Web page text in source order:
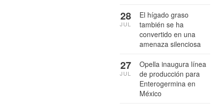
El hígado graso
también se ha
convertido en una
amenaza silenciosa
28
JUL
Opella inaugura línea
de producción para
Enterogermina en
México
27
JUL